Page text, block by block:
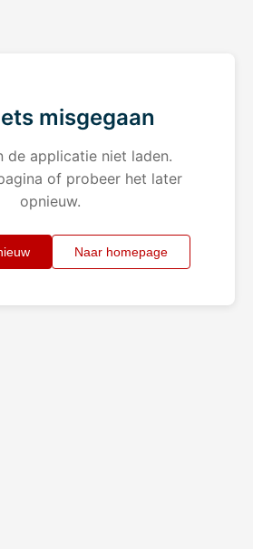
misgegaan
de applicatie niet laden.
of probeer het later
opnieuw.
Naar homepage